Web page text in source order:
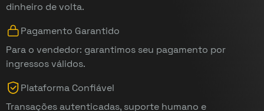
dinheiro de volta.
Pagamento Garantido
Para o vendedor: garantimos seu pagamento por
ingressos válidos.
Plataforma Confiável
Transações autenticadas, suporte humano e